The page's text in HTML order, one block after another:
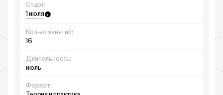
Старт:
1 июля
Кол-во занятий:
16
Длительность:
июль
Формат: